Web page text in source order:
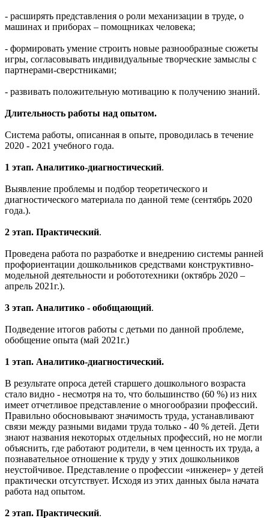
- расширять представления о роли механизации в труде, о
машинах и приборах – помощниках человека;
- формировать умение строить новые разнообразные сюжеты
игры, согласовывать индивидуальные творческие замыслы с
партнерами-сверстниками;
- развивать положительную мотивацию к получению знаний.
Длительность работы над опытом.
Система работы, описанная в опыте, проводилась в течение
2020 - 2021 учебного года.
1 этап. Аналитико-диагностический.
Выявление проблемы и подбор теоретического и
диагностического материала по данной теме (сентябрь 2020
года.).
2 этап. Практический.
Проведена работа по разработке и внедрению системы ранней
профориентации дошкольников средствами конструктивно-
модельной деятельности и робототехники (октябрь 2020 –
апрель 2021г.).
3 этап. Аналитико - обобщающий.
Подведение итогов работы с детьми по данной проблеме,
обобщение опыта (май 2021г.)
1 этап. Аналитико-диагностический.
В результате опроса детей старшего дошкольного возраста
стало видно - несмотря на то, что большинство (60 %) из них
имеет отчетливое представление о многообразии профессий.
Правильно обосновывают значимость труда, устанавливают
связи между разными видами труда только - 40 % детей. Дети
знают названия некоторых отдельных профессий, но не могли
объяснить, где работают родители, в чем ценность их труда, а
познавательное отношение к труду у этих дошкольников
неустойчивое. Представление о профессии «инженер» у детей
практически отсутствует. Исходя из этих данных была начата
работа над опытом.
2 этап. Практический.